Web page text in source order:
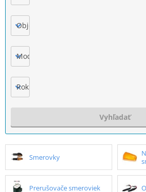
Objem motora
Model
Rok výroby
Vyhľadať
Smerovky
Prerušovače smeroviek